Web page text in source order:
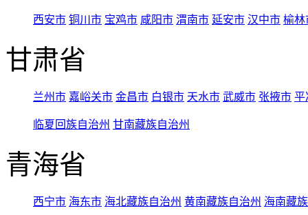
西安市 铜川市 宝鸡市 咸阳市 渭南市 延安市 汉中市 榆林
甘肃省
兰州市 嘉峪关市 金昌市 白银市 天水市 武威市 张掖市 平
临夏回族自治州 甘南藏族自治州
青海省
西宁市 海东市 海北藏族自治州 黄南藏族自治州 海南藏